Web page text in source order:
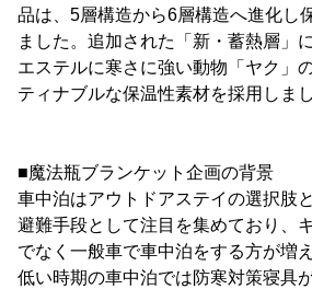
品は、5層構造から6層構造へ進化し
ました。追加された「新・蓄熱層」
エステルに寒さに強い動物「ヤク」
ティナブルな保温性素材を採用しまし
■魔法瓶ブランケット企画の背景
車中泊はアウトドアステイの選択肢
避難手段として注目を集めており、
でなく一般車で車中泊をする方が増
低い時期の車中泊では防寒対策寝具